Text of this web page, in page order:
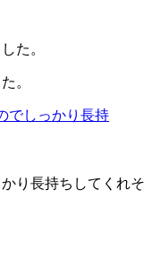
。
り長持ちしてくれそ